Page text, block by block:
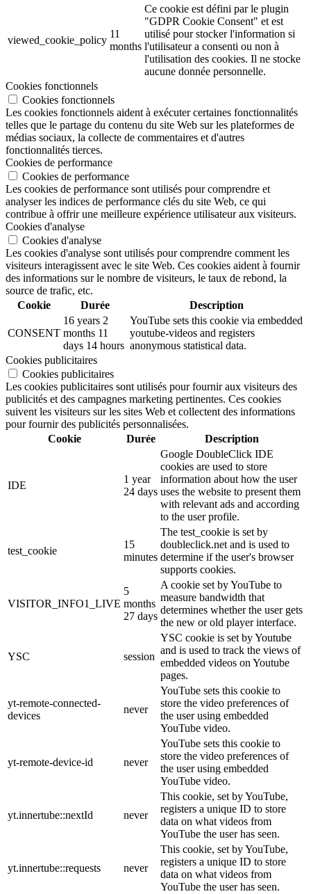
viewed_cookie_policy
11
months
Ce cookie est défini par le plugin
"GDPR Cookie Consent" et est
utilisé pour stocker l'information si
l'utilisateur a consenti ou non à
l'utilisation des cookies. Il ne stocke
aucune donnée personnelle.
Cookies fonctionnels
Cookies fonctionnels
Les cookies fonctionnels aident à exécuter certaines fonctionnalités
telles que le partage du contenu du site Web sur les plateformes de
médias sociaux, la collecte de commentaires et d'autres
fonctionnalités tierces.
Cookies de performance
Cookies de performance
Les cookies de performance sont utilisés pour comprendre et
analyser les indices de performance clés du site Web, ce qui
contribue à offrir une meilleure expérience utilisateur aux visiteurs.
Cookies d'analyse
Cookies d'analyse
Les cookies d'analyse sont utilisés pour comprendre comment les
visiteurs interagissent avec le site Web. Ces cookies aident à fournir
des informations sur le nombre de visiteurs, le taux de rebond, la
source de trafic, etc.
Cookie
Durée Description
CONSENT
16 years 2
months 11
days 14 hours
YouTube sets this cookie via embedded
youtube-videos and registers
anonymous statistical data.
Cookies publicitaires
Cookies publicitaires
Les cookies publicitaires sont utilisés pour fournir aux visiteurs des
publicités et des campagnes marketing pertinentes. Ces cookies
suivent les visiteurs sur les sites Web et collectent des informations
pour fournir des publicités personnalisées.
Cookie
Durée Description
IDE
1 year
24 days
Google DoubleClick IDE
cookies are used to store
information about how the user
uses the website to present them
with relevant ads and according
to the user profile.
test_cookie
15
minutes
The test_cookie is set by
doubleclick.net and is used to
determine if the user's browser
supports cookies.
VISITOR_INFO1_LIVE
5
months
27 days
A cookie set by YouTube to
measure bandwidth that
determines whether the user gets
the new or old player interface.
YSC session
YSC cookie is set by Youtube
and is used to track the views of
embedded videos on Youtube
pages.
yt-remote-connected-
devices
never
YouTube sets this cookie to
store the video preferences of
the user using embedded
YouTube video.
yt-remote-device-id never
YouTube sets this cookie to
store the video preferences of
the user using embedded
YouTube video.
yt.innertube::nextId never
This cookie, set by YouTube,
registers a unique ID to store
data on what videos from
YouTube the user has seen.
yt.innertube::requests never
This cookie, set by YouTube,
registers a unique ID to store
data on what videos from
YouTube the user has seen.